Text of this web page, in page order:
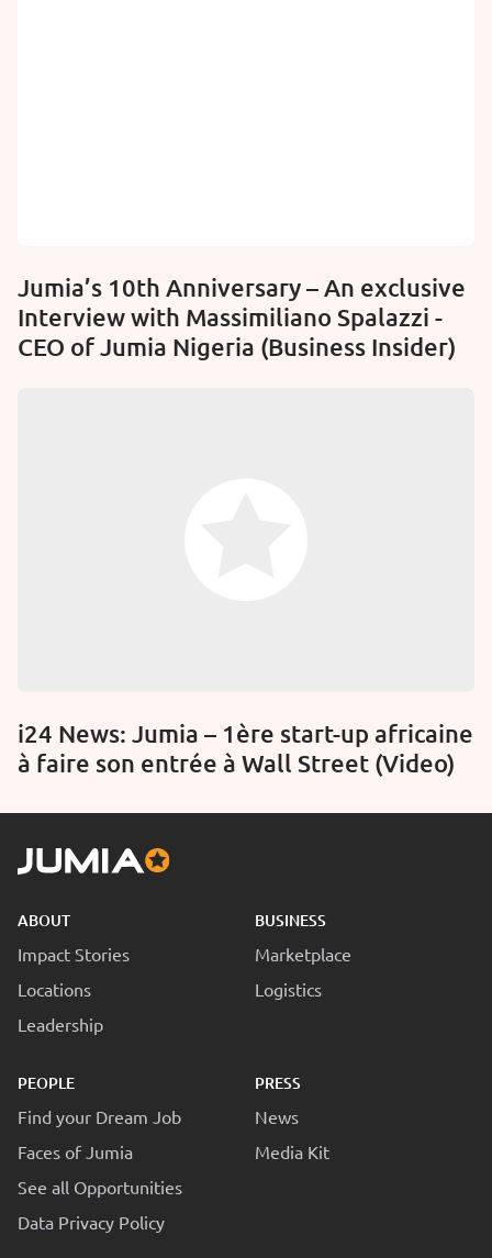
Jumia’s 10th Anniversary – An exclusive
Interview with Massimiliano Spalazzi -
CEO of Jumia Nigeria (Business Insider)
i24 News: Jumia – 1ère start-up africaine
à faire son entrée à Wall Street (Video)
ABOUT
Impact Stories
Locations
Leadership
BUSINESS
Marketplace
Logistics
PEOPLE
Find your Dream Job
Faces of Jumia
See all Opportunities
Data Privacy Policy
PRESS
News
Media Kit